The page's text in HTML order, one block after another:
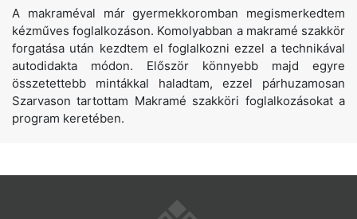
A makraméval már gyermekkoromban megismerkedtem
kézműves foglalkozáson. Komolyabban a makramé szakkör
forgatása után kezdtem el foglalkozni ezzel a technikával
autodidakta módon. Először könnyebb majd egyre
összetettebb mintákkal haladtam, ezzel párhuzamosan
Szarvason tartottam Makramé szakköri foglalkozásokat a
program keretében.